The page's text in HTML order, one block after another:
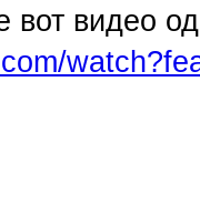
вот видео